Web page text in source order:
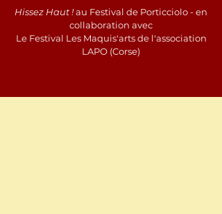
Hissez Haut !au Festival de Porticciolo - en
collaboration avec
Le Festival Les Maquis'arts de l'association
LAPO (Corse)